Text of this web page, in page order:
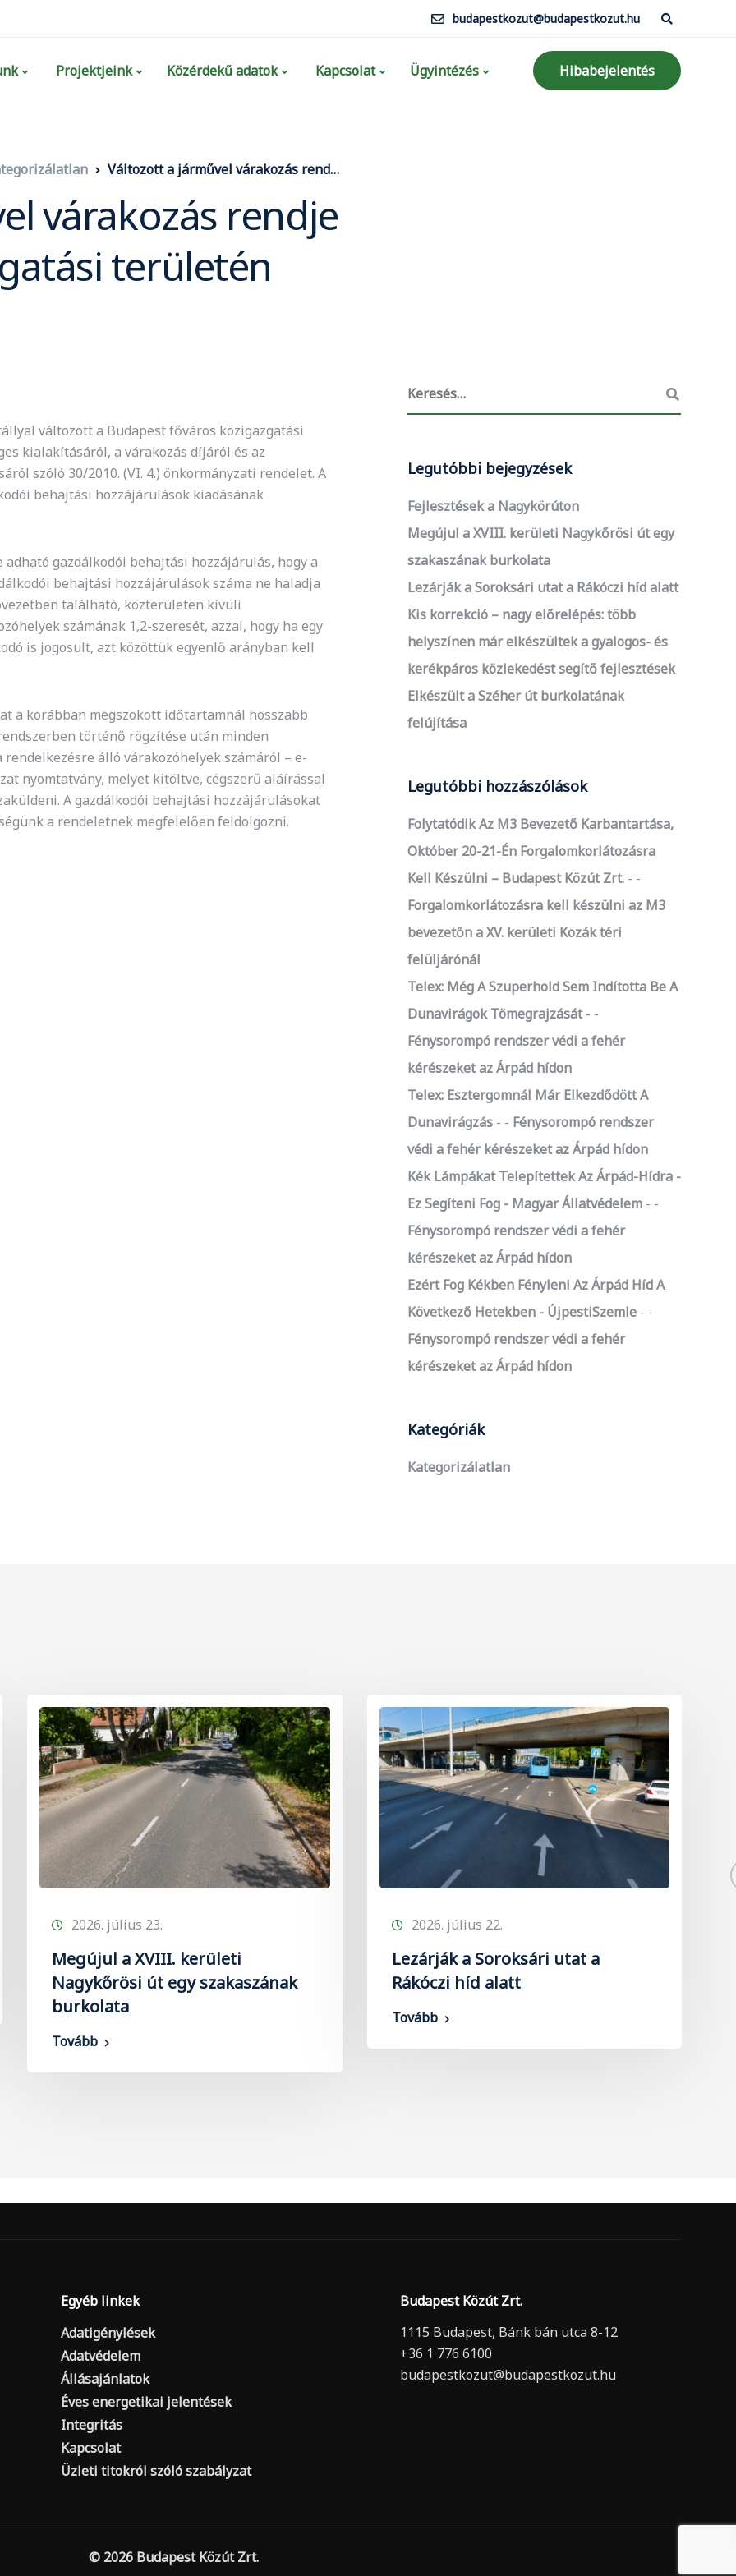
budapestkozut@budapestkozut.hu
Projektjeink Közérdekű adatok Kapcsolat Ügyintézés Hibabejelentés
Változott a járművel várakozás rendje Budapest közigazgatási területén
várakozás rendje
területén
változott a Budapest főváros közigazgatási
kialakításáról, a várakozás díjáról és az
szóló 30/2010. (VI. 4.) önkormányzati rendelet. A
behajtási hozzájárulások kiadásának
gazdálkodói behajtási hozzájárulás, hogy a
behajtási hozzájárulások száma ne haladja
található, közterületen kívüli
számának 1,2-szeresét, azzal, hogy ha egy
is jogosult, azt közöttük egyenlő arányban kell
a korábban megszokott időtartamnál hosszabb
történő rögzítése után minden
álló várakozóhelyek számáról – e-
nyomtatvány, melyet kitöltve, cégszerű aláírással
A gazdálkodói behajtási hozzájárulásokat
a rendeletnek megfelelően feldolgozni.
Legutóbbi bejegyzések
Fejlesztések a Nagykörúton
Megújul a XVIII. kerületi Nagykőrösi út egy
szakaszának burkolata
Lezárják a Soroksári utat a Rákóczi híd alatt
Kis korrekció – nagy előrelépés: több
helyszínen már elkészültek a gyalogos- és
kerékpáros közlekedést segítő fejlesztések
Elkészült a Széher út burkolatának
felújítása
Legutóbbi hozzászólások
Folytatódik Az M3 Bevezető Karbantartása,
Október 20-21-Én Forgalomkorlátozásra
Kell Készülni – Budapest Közút Zrt.
-
Forgalomkorlátozásra kell készülni az M3
bevezetőn a XV. kerületi Kozák téri
felüljárónál
Telex: Még A Szuperhold Sem Indította Be A
Dunavirágok Tömegrajzását
-
Fénysorompó rendszer védi a fehér
kérészeket az Árpád hídon
Telex: Esztergomnál Már Elkezdődött A
Dunavirágzás
- Fénysorompó rendszer
védi a fehér kérészeket az Árpád hídon
Kék Lámpákat Telepítettek Az Árpád-Hídra -
Ez Segíteni Fog - Magyar Állatvédelem
-
Fénysorompó rendszer védi a fehér
kérészeket az Árpád hídon
Ezért Fog Kékben Fényleni Az Árpád Híd A
Következő Hetekben - ÚjpestiSzemle
-
Fénysorompó rendszer védi a fehér
kérészeket az Árpád hídon
Kategóriák
Kategorizálatlan
2026. július 23.
Megújul a XVIII. kerületi
Nagykőrösi út egy szakaszának
burkolata
Tovább
2026. július 22.
Lezárják a Soroksári utat a
Rákóczi híd alatt
Tovább
Egyéb linkek
Adatigénylések
Adatvédelem
Állásajánlatok
Éves energetikai jelentések
Integritás
Kapcsolat
Üzleti titokról szóló szabályzat
Budapest Közút Zrt.
1115 Budapest, Bánk bán utca 8-12
+36 1 776 6100
budapestkozut@budapestkozut.hu
© 2026 Budapest Közút Zrt.